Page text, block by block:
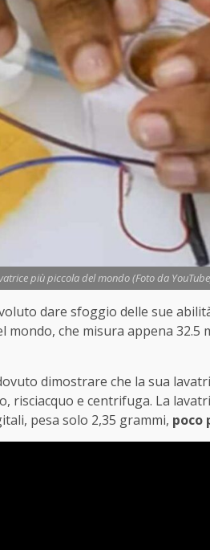
più piccola del mondo (Foto da
dare sfoggio delle sue
mondo, che misura appena
dimostrare che la sua
risciacquo e centrifuga. La
pesa solo 2,35 grammi, poco